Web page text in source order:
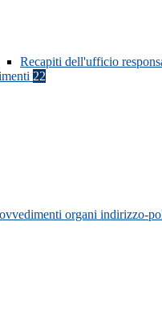
Recapiti dell'ufficio
22
organi indirizzo-